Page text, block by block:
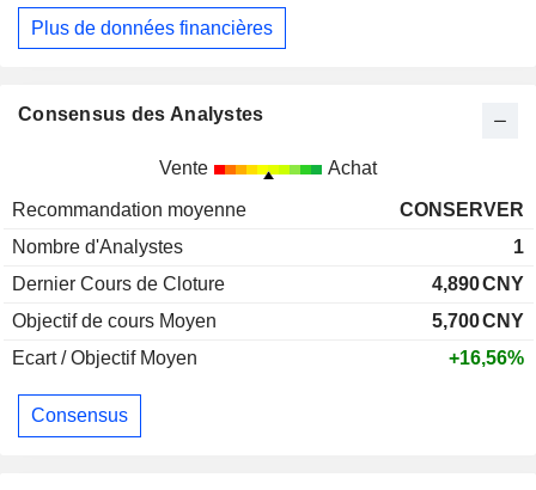
Plus de données financières
Consensus des Analystes
Vente Achat
Recommandation moyenne
CONSERVER
Nombre d'Analystes
1
Dernier Cours de Cloture
4,890CNY
Objectif de cours Moyen
5,700CNY
Ecart / Objectif Moyen
+16,56%
Consensus